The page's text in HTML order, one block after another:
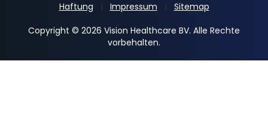
Haftung Impressum
Sitemap
Copyright © 2026 Vision Healthcare BV. Alle Rechte
vorbehalten.